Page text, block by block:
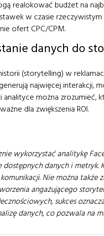
realokować budżet na
w czasie
ofert CPC/CPM.
danych do
(storytelling) w
najwięcej interakcji,
analityce można
dla zwiększenia ROI.
wykorzystać analitykę
dostępnych danych i metryk.
Nie można
angażującego
sukces
danych, co pozwala na